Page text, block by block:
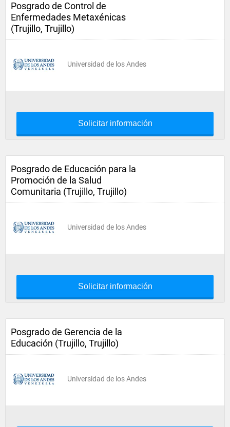
Posgrado de Control de
Enfermedades Metaxénicas
(Trujillo, Trujillo)
Universidad de los Andes
Solicitar información
Posgrado de Educación para la
Promoción de la Salud
Comunitaria (Trujillo, Trujillo)
Universidad de los Andes
Solicitar información
Posgrado de Gerencia de la
Educación (Trujillo, Trujillo)
Universidad de los Andes